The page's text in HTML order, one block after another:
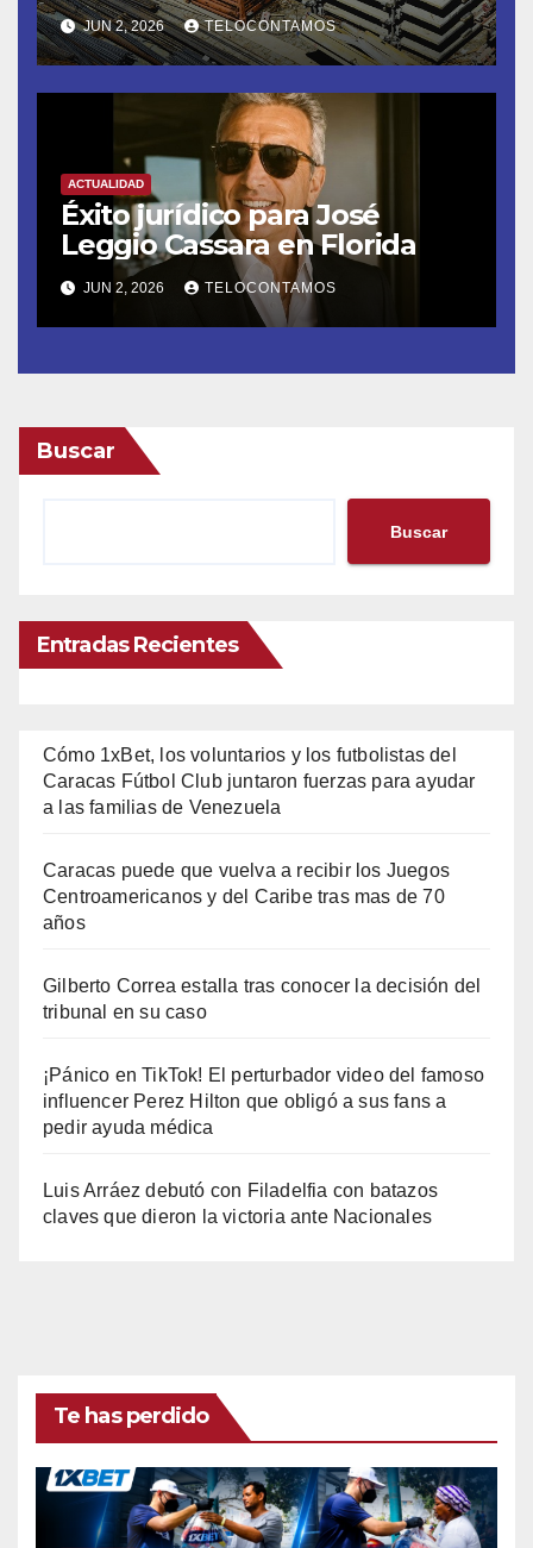
materiales de construcción
revoluciona eficiencia en
proyectos modernos
JUN 2, 2026 TELOCONTAMOS
ACTUALIDAD
Éxito jurídico para José
Leggio Cassara en Florida
JUN 2, 2026 TELOCONTAMOS
Buscar
Buscar
Entradas Recientes
Cómo 1xBet, los voluntarios y los futbolistas del
Caracas Fútbol Club juntaron fuerzas para ayudar
a las familias de Venezuela
Caracas puede que vuelva a recibir los Juegos
Centroamericanos y del Caribe tras mas de 70
años
Gilberto Correa estalla tras conocer la decisión del
tribunal en su caso
¡Pánico en TikTok! El perturbador video del famoso
influencer Perez Hilton que obligó a sus fans a
pedir ayuda médica
Luis Arráez debutó con Filadelfia con batazos
claves que dieron la victoria ante Nacionales
Te has perdido